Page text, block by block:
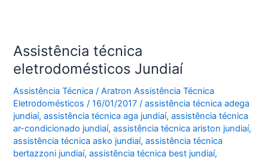
Assistência técnica
eletrodomésticos Jundiaí
Assistência Técnica /Aratron Assistência Técnica
Eletrodomésticos/16/01/2017/assistência técnica adega
jundiaí,assistência técnica aga jundiaí,assistência técnica
ar-condicionado jundiaí,assistência técnica ariston jundiaí,
assistência técnica asko jundiaí,assistência técnica
bertazzoni jundiaí,assistência técnica best jundiaí,